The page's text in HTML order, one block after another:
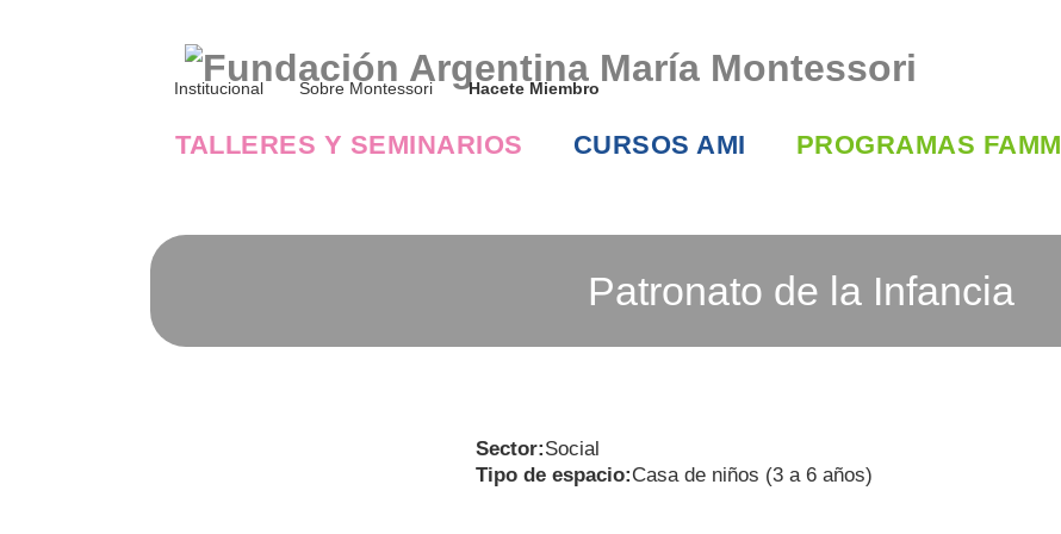
Institucional Sobre Montessori Hacete Miembro
TALLERES Y SEMINARIOS CURSOS AMI PROGRAMAS FAMM
Patronato de la Infancia
Sector:Social
Tipo de espacio:Casa de niños (3 a 6 años)